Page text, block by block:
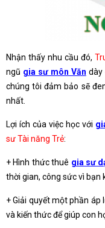
Nhận thấy nhu cầu đó,
ngũ gia sư môn Văn dày
chúng tôi đảm bảo sẽ
nhất.
Lợi ích của việc học với
sư Tài năng Trẻ:
+ Hình thức thuê gia sư
thời gian, công sức vì bạn
+ Giải quyết một phần áp
và kiến thức để giúp con